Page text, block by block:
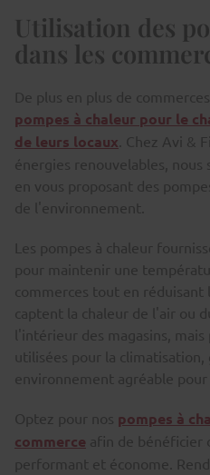
Utilisation des
dans les
De plus en plus de
pompes à chaleur pour le
de leurs locaux . Chez Avi &
énergies renouvelables,
en vous proposant des
de l'environnement.
Les pompes à chaleur
pour maintenir une
commerces tout en réduisant
captent la chaleur de l'air ou
l'intérieur des magasins,
utilisées pour la
environnement agréable pour
Optez pour nos pompes à
commerce afin de bénéficier
performant et économe.